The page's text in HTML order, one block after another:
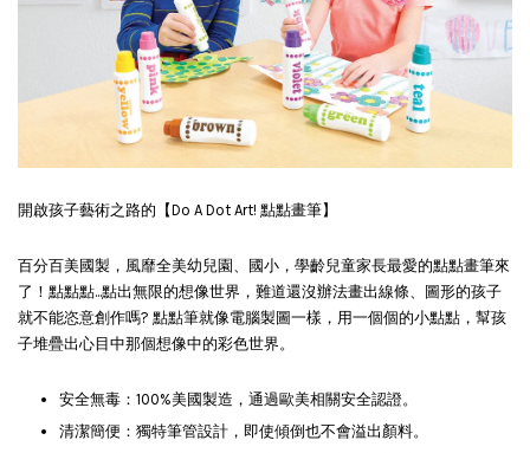
開啟孩子藝術之路的【Do A Dot Art! 點點畫筆】
百分百美國製，風靡全美幼兒園、國小，學齡兒童家長最愛的點點畫筆來
了！點點點...點出無限的想像世界，難道還沒辦法畫出線條、圖形的孩子
就不能恣意創作嗎? 點點筆就像電腦製圖一樣，用一個個的小點點，幫孩
子堆疊出心目中那個想像中的彩色世界。
安全無毒：100%美國製造，通過歐美相關安全認證。
清潔簡便：獨特筆管設計，即使傾倒也不會溢出顏料。